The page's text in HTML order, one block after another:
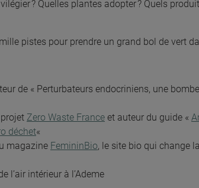
? Quelles plantes adopter ? Quels
pistes pour prendre un grand bol de vert
de « Perturbateurs endocriniens, une
Zero Waste France et auteur du guide «
déchet«
magazine FemininBio, le site bio qui change
l’air intérieur à l’Ademe